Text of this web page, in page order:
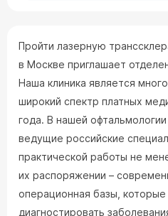
Пройти лазерную
в Москве приглашает
Наша клиника является
широкий спектр платных
года. В нашей
ведущие российские
практической работы не
их распоряжении –
операционная базы,
диагностировать